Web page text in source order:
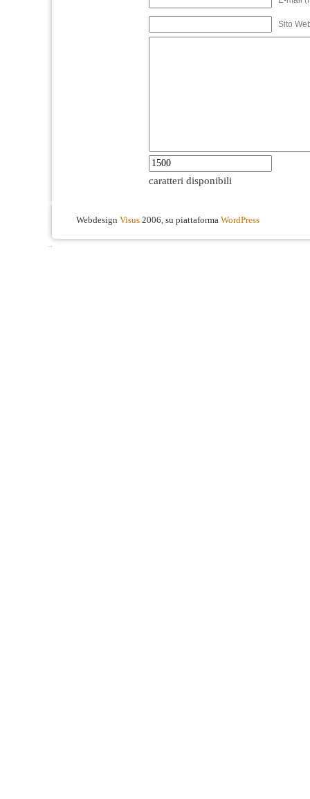
Sito
caratteri disponibili
Webdesign Visus 2006, su piattaforma WordPress